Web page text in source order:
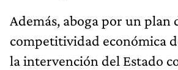
Además, aboga por un plan
competitividad económica
la intervención del Estado